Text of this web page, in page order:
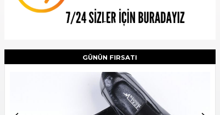
GÜNÜN FIRSATI